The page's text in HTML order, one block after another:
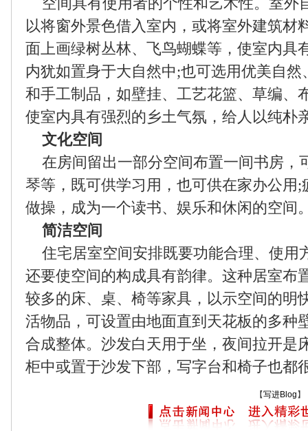
以将窗外景色借入室内，或将室外建筑材
面上画绿树丛林、飞鸟蝴蝶等，使室内具
内犹如置身于大自然中;也可选用优美自
和手工制品，如壁挂、工艺花篮、草编、
使室内具有强烈的乡土气氛，给人以纯朴
文化空间
在房间留出一部分空间布置一间书房，
琴等，既可供学习用，也可供在家办公用
做操，成为一个读书、娱乐和休闲的空间
简洁空间
住宅居室空间安排既要功能合理、使用
还要使空间的构成具有韵律。这种居室布
较多的床、桌、椅等家具，以示空间的明
活物品，可设置由地面直到天花板的多种
合成整体。沙发白天用于坐，夜间拉开是
柜中或置于沙发下部，写字台和椅子也都
【写进Blog 】